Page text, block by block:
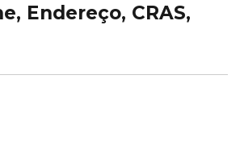
Endereço, CRAS,